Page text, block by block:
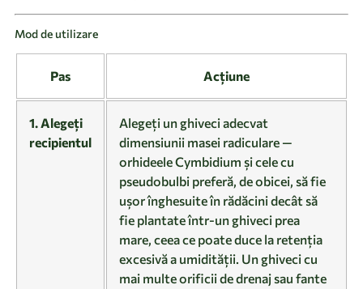
Mod de utilizare
Pas Acțiune
1. Alegeți
recipientul
Alegeți un ghiveci adecvat
dimensiunii masei radiculare —
orhideele Cymbidium și cele cu
pseudobulbi preferă, de obicei, să fie
ușor înghesuite în rădăcini decât să
fie plantate într-un ghiveci prea
mare, ceea ce poate duce la retenția
excesivă a umidității. Un ghiveci cu
mai multe orificii de drenaj sau fante